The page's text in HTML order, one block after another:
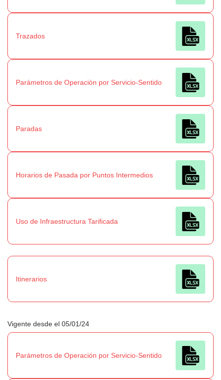
Trazados
Parámetros de Operación por Servicio-Sentido
Paradas
Horarios de Pasada por Puntos Intermedios
Uso de Infraestructura Tarificada
Itinerarios
Vigente desde el 05/01/24
Parámetros de Operación por Servicio-Sentido